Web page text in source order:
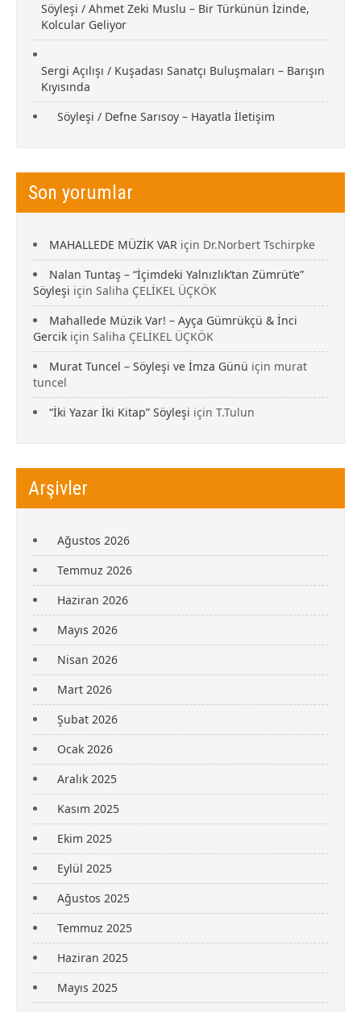
Söyleşi / Ahmet Zeki Muslu – Bir Türkünün İzinde,
Kolcular Geliyor
Sergi Açılışı / Kuşadası Sanatçı Buluşmaları – Barışın
Kıyısında
Söyleşi / Defne Sarısoy – Hayatla İletişim
Son yorumlar
MAHALLEDE MÜZİK VAR için Dr.Norbert Tschirpke
Nalan Tuntaş – “İçimdeki Yalnızlık’tan Zümrüt’e”
Söyleşi için Saliha ÇELİKEL ÜÇKÖK
Mahallede Müzik Var! – Ayça Gümrükçü & İnci
Gercik için Saliha ÇELİKEL ÜÇKÖK
Murat Tuncel – Söyleşi ve İmza Günü için murat
tuncel
“İki Yazar İki Kitap” Söyleşi için T.Tulun
Arşivler
Ağustos 2026
Temmuz 2026
Haziran 2026
Mayıs 2026
Nisan 2026
Mart 2026
Şubat 2026
Ocak 2026
Aralık 2025
Kasım 2025
Ekim 2025
Eylül 2025
Ağustos 2025
Temmuz 2025
Haziran 2025
Mayıs 2025